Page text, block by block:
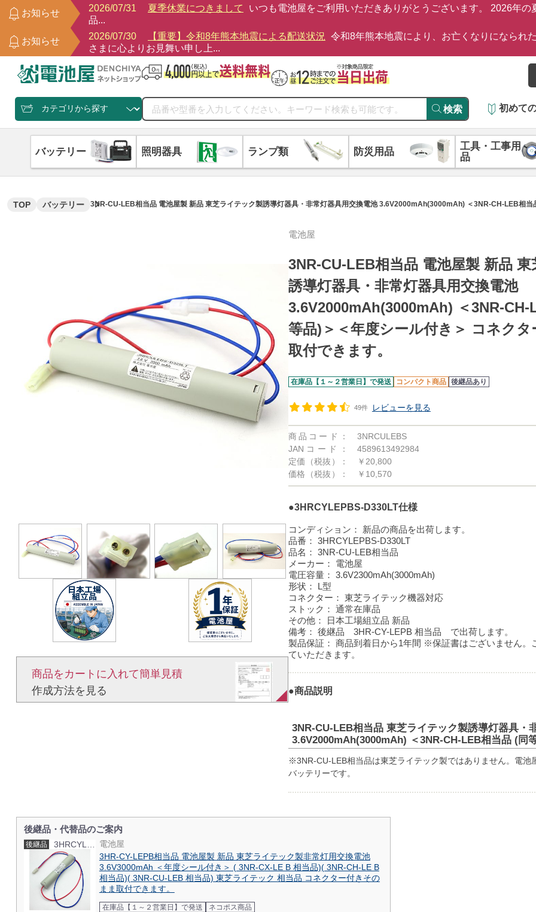
お知らせ
2026/07/31 夏季休業につきまして
いつも電池屋をご利用いただきありがとうございます。 2026年
品...
お知らせ
2026/07/30 【重要】令和8年熊本地震による配送状況 令和8年熊本地震により、お亡くなりになられ
さまに心よりお見舞い申し上...
検索 初めて
バッテリー 照明器具 ランプ類 防災用品
工具・工事用
品
TOP バッテリー 3NR-CU-LEB相当品 電池屋製 新品 東芝ライテック製誘導灯器具・非常灯器具用交換電池 3.6V2000mAh(3000mAh) ＜3NR-CH-LEB相
商品をカートに入れて簡単見積​
作成方法を見る​​
電池屋
3NR-CU-LEB相当品 電池屋製 新品
誘導灯器具・非常灯器具用交換電池
3.6V2000mAh(3000mAh) ＜3NR-CH-
等品)＞＜年度シール付き＞ コネク
取付できます。
在庫品【１～２営業日】で発送 コンパクト商品 後継品あり
49件 レビューを見る
商品コード：
3NRCULEBS
JANコード：
4589613492984
定価（税抜）：
￥20,800
価格（税抜）：
￥10,570
●3HRCYLEPBS-D330LT仕様
コンディション：
新品の商品を出荷します。
品番： 3HRCYLEPBS-D330LT
品名： 3NR-CU-LEB相当品
メーカー：
電池屋
電圧容量： 3.6V2300mAh(3000mAh)
形状：
L型
コネクター： 東芝ライテック機器対応
ストック： 通常在庫品
その他：
日本工場組立品 新品
備考： 後継品 3HR-CY-LEPB 相当品 で出荷します。
製品保証： 商品到着日から1年間 ※保証書はございません。
ていただきます。
●商品説明
3NR-CU-LEB相当品 東芝ライテック製誘導灯器具・
3.6V2000mAh(3000mAh) ＜3NR-CH-LEB相当品 (同
※3NR-CU-LEB相当品は東芝ライテック製ではありません。電池
バッテリーです。
後継品・代替品のご案内
後継品
電池屋
3HR-CY-LEPB相当品 電池屋製 新品 東芝ライテック製非常灯用交換電池
3.6V3000mAh ＜年度シール付き＞ ( 3NR-CX-LE B 相当品)( 3NR-CH-LE B
相当品)( 3NR-CU-LEB 相当品) 東芝ライテック 相当品 コネクター付きその
まま取付できます。
在庫品【１～２営業日】で発送
ネコポス商品